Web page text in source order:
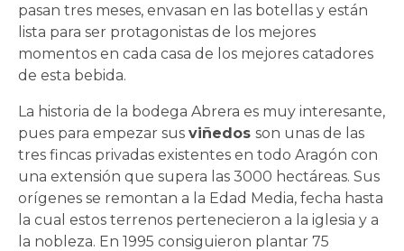
pasan tres meses, envasan en las botellas y están
lista para ser protagonistas de los mejores
momentos en cada casa de los mejores catadores
de esta bebida.
La historia de la bodega Abrera es muy interesante,
pues para empezar sus viñedos son unas de las
tres fincas privadas existentes en todo Aragón con
una extensión que supera las 3000 hectáreas. Sus
orígenes se remontan a la Edad Media, fecha hasta
la cual estos terrenos pertenecieron a la iglesia y a
la nobleza. En 1995 consiguieron plantar 75